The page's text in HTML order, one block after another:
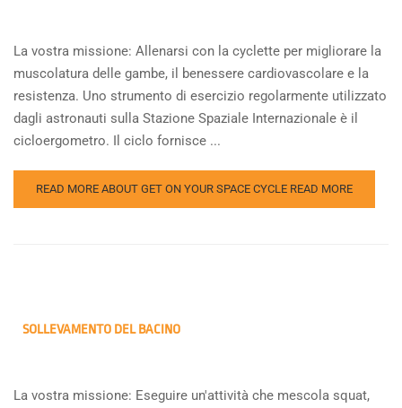
La vostra missione: Allenarsi con la cyclette per migliorare la
muscolatura delle gambe, il benessere cardiovascolare e la
resistenza. Uno strumento di esercizio regolarmente utilizzato
dagli astronauti sulla Stazione Spaziale Internazionale è il
cicloergometro. Il ciclo fornisce ...
READ MORE ABOUT GET ON YOUR SPACE CYCLE READ MORE
SOLLEVAMENTO DEL BACINO
La vostra missione: Eseguire un'attività che mescola squat,